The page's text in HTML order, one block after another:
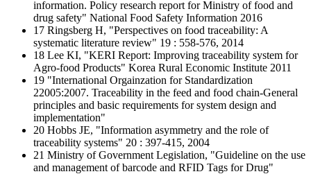
information. Policy research report for Ministry of food and
drug safety" National Food Safety Information 2016
17 Ringsberg H, "Perspectives on food traceability: A
systematic literature review" 19 : 558-576, 2014
18 Lee KI, "KERI Report: Improving traceability system for
Agro-food Products" Korea Rural Economic Institute 2011
19 "International Orgainzation for Standardization
22005:2007. Traceability in the feed and food chain-General
principles and basic requirements for system design and
implementation"
20 Hobbs JE, "Information asymmetry and the role of
traceability systems" 20 : 397-415, 2004
21 Ministry of Government Legislation, "Guideline on the use
and management of barcode and RFID Tags for Drug"